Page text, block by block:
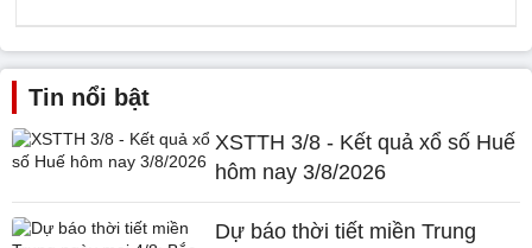
Tin nổi bật
XSTTH 3/8 - Kết quả xổ số Huế
hôm nay 3/8/2026
Dự báo thời tiết miền Trung